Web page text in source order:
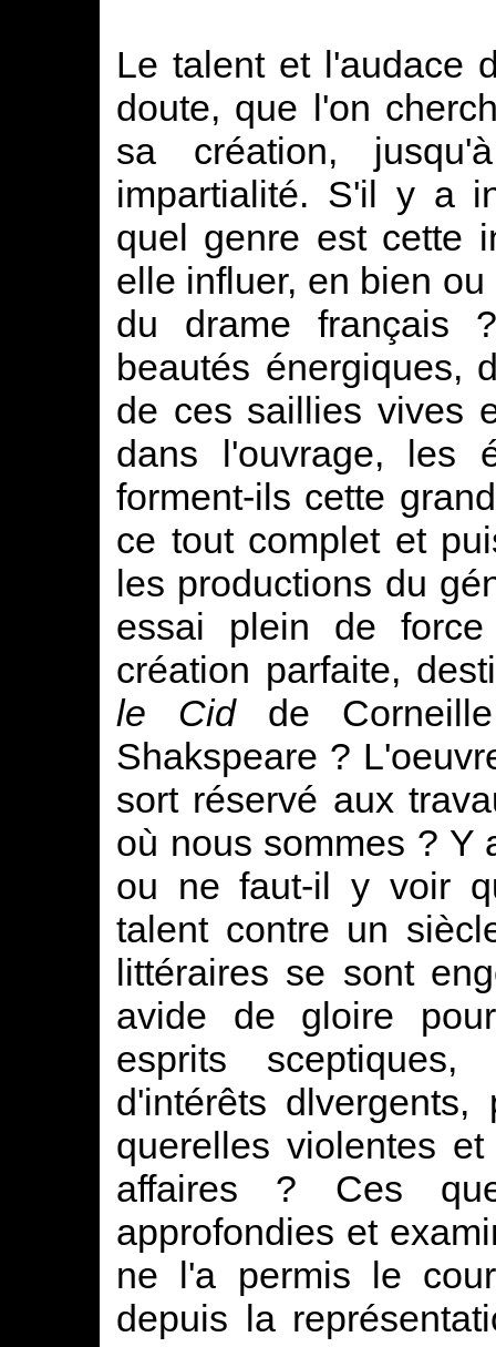
Le talent et l'audace
doute, que l'on
sa création,
impartialité. S'il y a
quel genre est cette
elle influer, en bien
du drame français
beautés énergiques,
de ces saillies vives
dans l'ouvrage, les
forment-ils cette
ce tout complet et
les productions du
essai plein de
création parfaite,
le Cidde
Shakspeare ?
sort réservé aux
où nous sommes ?
ou ne faut-il y voir
talent contre un
littéraires se sont
avide de gloire
esprits sceptiques,
d'intérêts
querelles violentes
affaires ? Ces
approfondies et
ne l'a permis le
depuis la